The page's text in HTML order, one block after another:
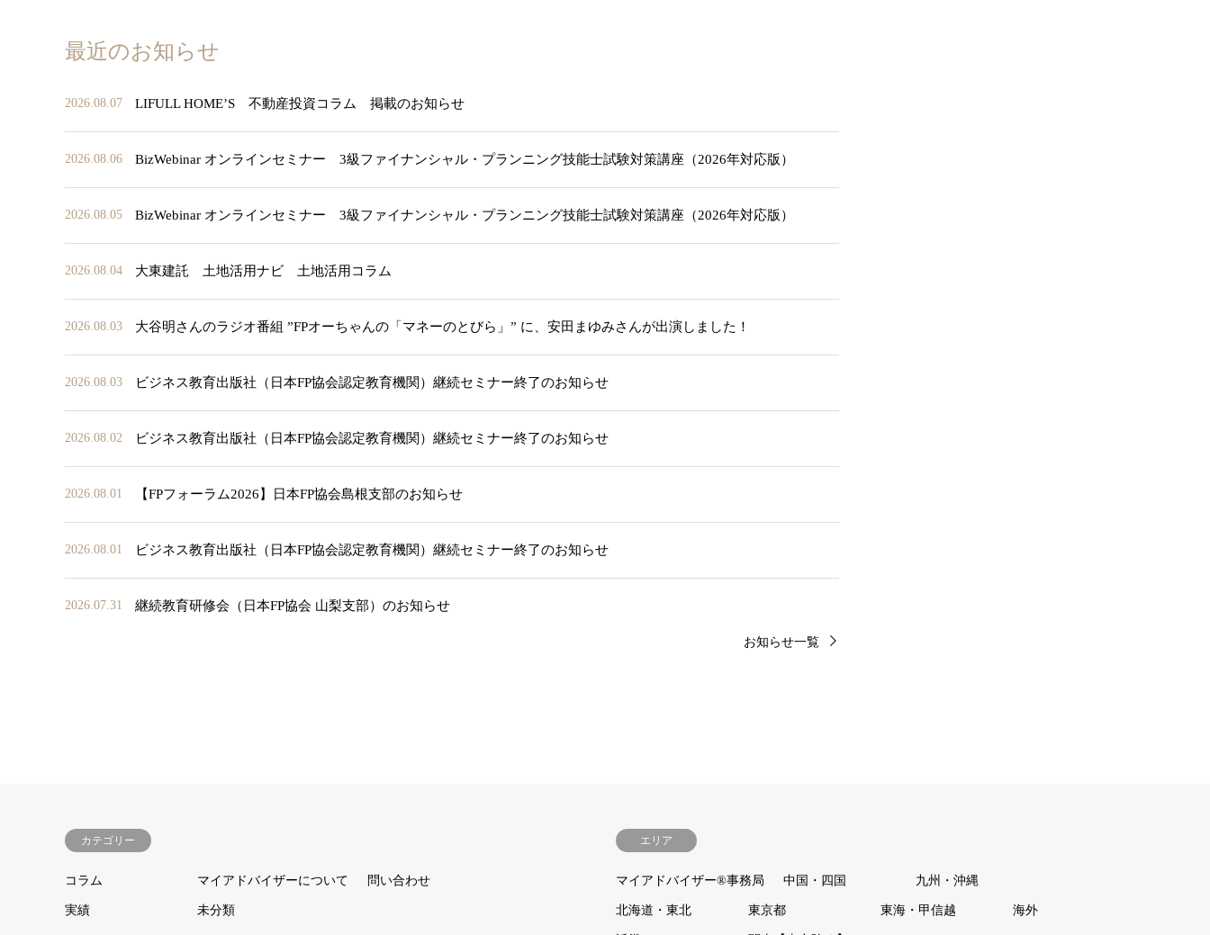
最近のお知らせ
2026.08.07 LIFULL HOME’S 不動産投資コラム 掲載のお知らせ
2026.08.06 BizWebinar オンラインセミナー 3級ファイナンシャル・プランニング技能士試験対策講座（2026年対応版）
2026.08.05 BizWebinar オンラインセミナー 3級ファイナンシャル・プランニング技能士試験対策講座（2026年対応版）
2026.08.04 大東建託 土地活用ナビ 土地活用コラム
2026.08.03 大谷明さんのラジオ番組 ”FPオーちゃんの「マネーのとびら」” に、安田まゆみさんが出演しました！
2026.08.03 ビジネス教育出版社（日本FP協会認定教育機関）継続セミナー終了のお知らせ
2026.08.02 ビジネス教育出版社（日本FP協会認定教育機関）継続セミナー終了のお知らせ
2026.08.01 【FPフォーラム2026】日本FP協会島根支部のお知らせ
2026.08.01 ビジネス教育出版社（日本FP協会認定教育機関）継続セミナー終了のお知らせ
2026.07.31 継続教育研修会（日本FP協会 山梨支部）のお知らせ
お知らせ一覧
カテゴリー
コラム マイアドバイザーについて 問い合わせ
実績 未分類
エリア
マイアドバイザー®事務局 中国・四国 九州・沖縄
北海道・東北 東京都 東海・甲信越 海外